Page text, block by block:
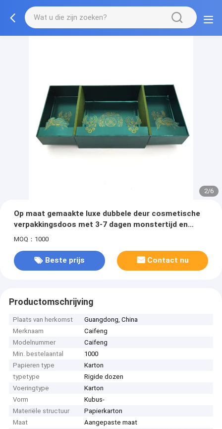
2/6
Op maat gemaakte luxe dubbele deur cosmetische
verpakkingsdoos met 3-7 dagen monstertijd en
kartonmateriaal
MOQ：1000
Beste prijs Contact nu
Productomschrijving
Plaats van herkomst
Guangdong, China
Merknaam
Caifeng
Modelnummer
Caifeng
Min. bestelaantal
1000
Papieren type
Karton
typetype
Rigide dozen
Voeringtype
Karton
Vorm
Kubus-
Materiële structuur
Papierkarton
Maat
Aangepaste maat